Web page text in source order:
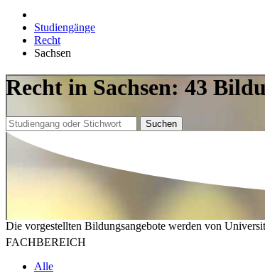
Studiengänge
Recht
Sachsen
Recht in Sachsen: 43
Suchen
Die vorgestellten Bildungsangebote werden von
FACHBEREICH
Alle